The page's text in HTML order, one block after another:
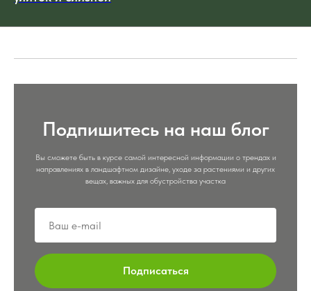
Подпишитесь на наш блог
Вы сможете быть в курсе самой интересной информации о трендах и
направлениях в ландшафтном дизайне, уходе за растениями и других
вещах, важных для обустройства участка
Подписаться